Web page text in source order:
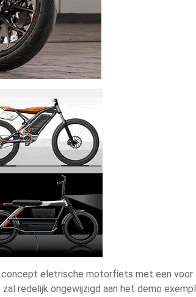
concept eletrische motorfiets met een voor
redelijk ongewijzigd aan het demo